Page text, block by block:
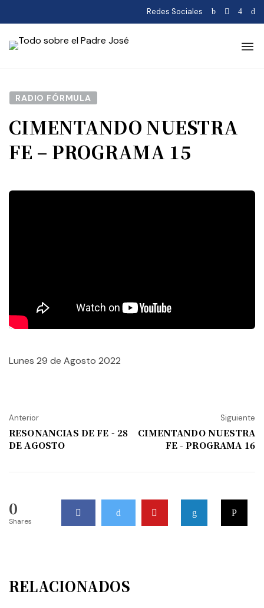
Redes Sociales
RADIO FÓRMULA
CIMENTANDO NUESTRA
FE – PROGRAMA 15
Lunes 29 de Agosto 2022
Anterior
RESONANCIAS DE FE - 28
DE AGOSTO
Siguiente
CIMENTANDO NUESTRA
FE - PROGRAMA 16
0
Shares
RELACIONADOS